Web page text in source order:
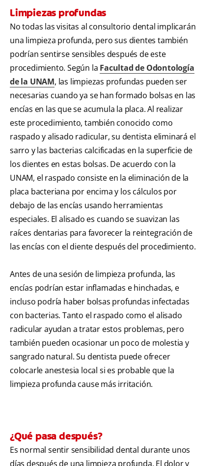
Limpiezas profundas
No todas las visitas al consultorio dental implicarán
una limpieza profunda, pero sus dientes también
podrían sentirse sensibles después de este
procedimiento. Según la Facultad de Odontología
de la UNAM, las limpiezas profundas pueden ser
necesarias cuando ya se han formado bolsas en las
encías en las que se acumula la placa. Al realizar
este procedimiento, también conocido como
raspado y alisado radicular, su dentista eliminará el
sarro y las bacterias calcificadas en la superficie de
los dientes en estas bolsas. De acuerdo con la
UNAM, el raspado consiste en la eliminación de la
placa bacteriana por encima y los cálculos por
debajo de las encías usando herramientas
especiales. El alisado es cuando se suavizan las
raíces dentarias para favorecer la reintegración de
las encías con el diente después del procedimiento.
Antes de una sesión de limpieza profunda, las
encías podrían estar inflamadas e hinchadas, e
incluso podría haber bolsas profundas infectadas
con bacterias. Tanto el raspado como el alisado
radicular ayudan a tratar estos problemas, pero
también pueden ocasionar un poco de molestia y
sangrado natural. Su dentista puede ofrecer
colocarle anestesia local si es probable que la
limpieza profunda cause más irritación.
¿Qué pasa después?
Es normal sentir sensibilidad dental durante unos
días después de una limpieza profunda. El dolor y